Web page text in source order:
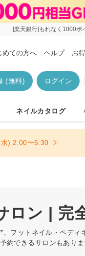
[楽天銀行]もれなく1000ポ
めての方へ ヘルプ お
ログイン
(無料)
ネイルカタログ
) 2:00〜5:30
ロン | 完
フットネイル・ペディ
約できるサロンもありま